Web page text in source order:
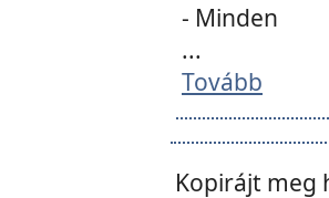
- Minden
...
Tovább
Kopirájt meg